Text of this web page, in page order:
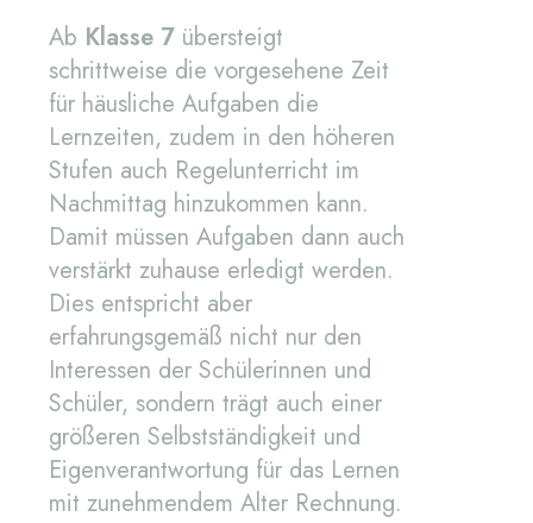
Ab Klasse 7 übersteigt
schrittweise die vorgesehene Zeit
für häusliche Aufgaben die
Lernzeiten, zudem in den höheren
Stufen auch Regelunterricht im
Nachmittag hinzukommen kann.
Damit müssen Aufgaben dann auch
verstärkt zuhause erledigt werden.
Dies entspricht aber
erfahrungsgemäß nicht nur den
Interessen der Schülerinnen und
Schüler, sondern trägt auch einer
größeren Selbstständigkeit und
Eigenverantwortung für das Lernen
mit zunehmendem Alter Rechnung.